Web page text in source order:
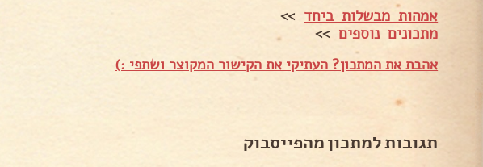
אמהות מבשלות ביחד >>
מתכונים נוספים>>
אהבת את המתכון? העתיקי את הקישור המקוצר ושתפי :)
תגובות למתכון מהפייסבוק